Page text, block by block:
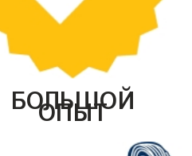
БОЛЬШОЙ
ОПЫТ